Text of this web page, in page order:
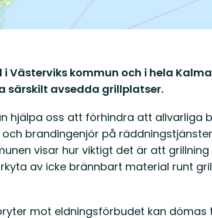
kommun och i hela
särskilt avsedda grillplatser.
hjälpa oss att förhindra att allvarliga
brandingenjör på
visar hur viktigt det är att grillning
av icke brännbart material runt
mot eldningsförbudet kan dömas